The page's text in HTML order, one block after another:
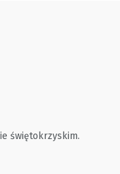
świętokrzyskim.